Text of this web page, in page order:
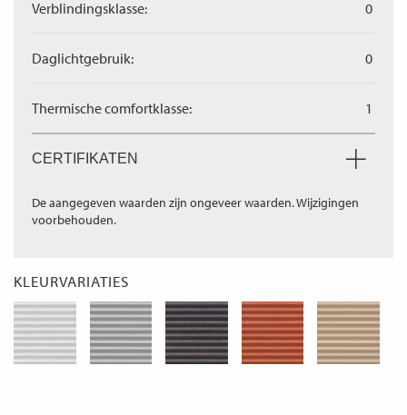
Verblindingsklasse: 0
Daglichtgebruik: 0
Thermische comfortklasse: 1
CERTIFIKATEN
De aangegeven waarden zijn ongeveer waarden. Wijzigingen
voorbehouden.
KLEURVARIATIES